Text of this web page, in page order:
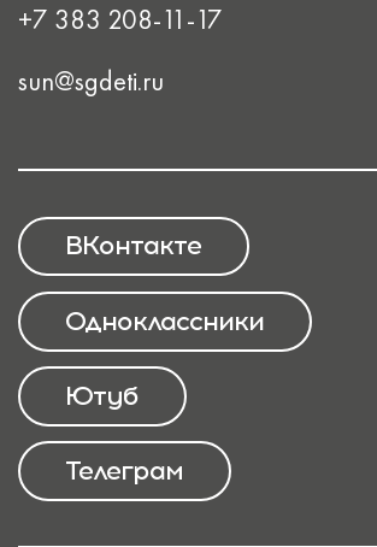
+7 383 208-11-17
sun@sgdeti.ru
ВКонтакте
Одноклассники
Ютуб
Телеграм